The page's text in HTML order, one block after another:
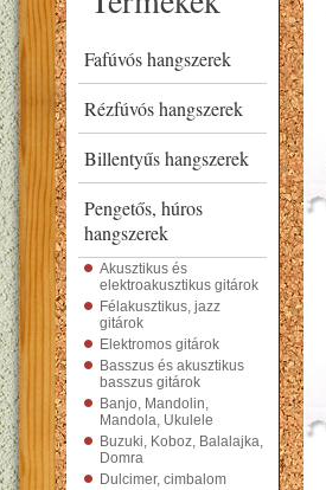
Fafúvós hangszerek
Rézfúvós hangszerek
Billentyűs hangszerek
Pengetős, húros
hangszerek
Akusztikus és
elektroakusztikus gitárok
Félakusztikus, jazz
gitárok
Elektromos gitárok
Basszus és akusztikus
basszus gitárok
Banjo, Mandolin,
Mandola, Ukulele
Buzuki, Koboz, Balalajka,
Domra
Dulcimer, cimbalom